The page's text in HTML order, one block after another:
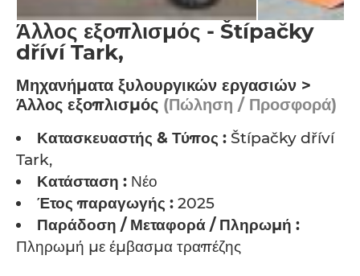
Άλλος εξοπλισμός - Štípačky
dříví Tark,
Μηχανήματα ξυλουργικών εργασιών >
Άλλος εξοπλισμός (Πώληση / Προσφορά)
Κατασκευαστής & Τύπος : Štípačky dříví
Tark,
Κατάσταση : Νέο
Έτος παραγωγής : 2025
Παράδοση / Μεταφορά / Πληρωμή :
Πληρωμή με έμβασμα τραπέζης